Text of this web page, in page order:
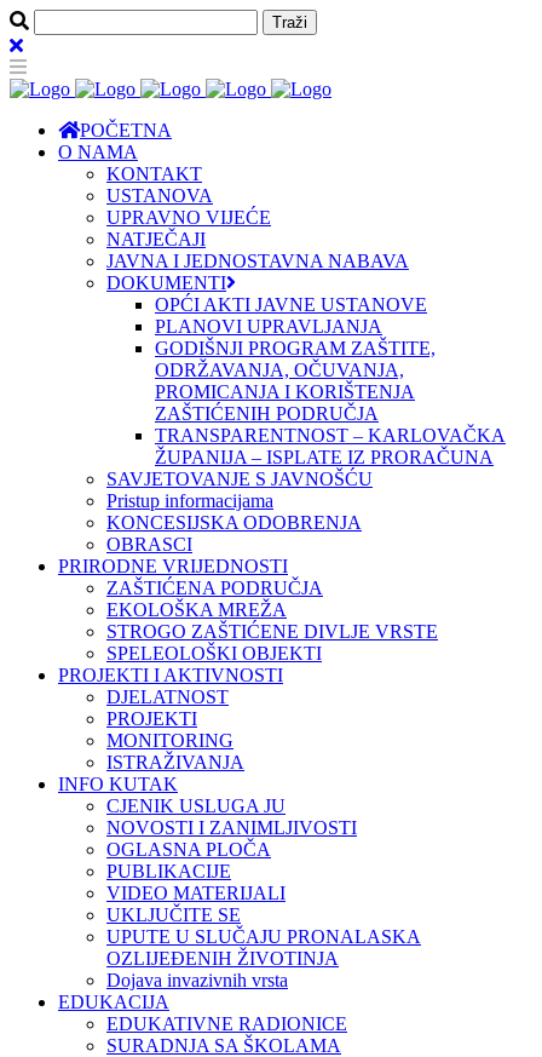
POČETNA
O NAMA
KONTAKT
USTANOVA
UPRAVNO VIJEĆE
NATJEČAJI
JAVNA I JEDNOSTAVNA NABAVA
DOKUMENTI
OPĆI AKTI JAVNE USTANOVE
PLANOVI UPRAVLJANJA
GODIŠNJI PROGRAM ZAŠTITE,
ODRŽAVANJA, OČUVANJA,
PROMICANJA I KORIŠTENJA
ZAŠTIĆENIH PODRUČJA
TRANSPARENTNOST – KARLOVAČKA
ŽUPANIJA – ISPLATE IZ PRORAČUNA
SAVJETOVANJE S JAVNOŠĆU
Pristup informacijama
KONCESIJSKA ODOBRENJA
OBRASCI
PRIRODNE VRIJEDNOSTI
ZAŠTIĆENA PODRUČJA
EKOLOŠKA MREŽA
STROGO ZAŠTIĆENE DIVLJE VRSTE
SPELEOLOŠKI OBJEKTI
PROJEKTI I AKTIVNOSTI
DJELATNOST
PROJEKTI
MONITORING
ISTRAŽIVANJA
INFO KUTAK
CJENIK USLUGA JU
NOVOSTI I ZANIMLJIVOSTI
OGLASNA PLOČA
PUBLIKACIJE
VIDEO MATERIJALI
UKLJUČITE SE
UPUTE U SLUČAJU PRONALASKA
OZLIJEĐENIH ŽIVOTINJA
Dojava invazivnih vrsta
EDUKACIJA
EDUKATIVNE RADIONICE
SURADNJA SA ŠKOLAMA